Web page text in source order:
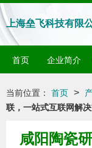
上海垒飞科技有限
首页 企业简介
当前位置： 首页 >
联，一站式互联网解
咸阳陶瓷